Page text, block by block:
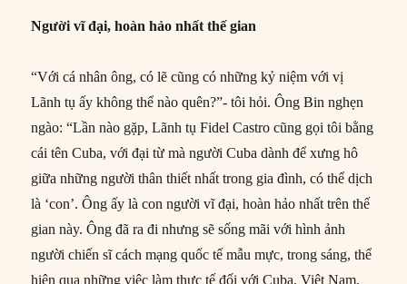
Người vĩ đại, hoàn hảo nhất thế gian
“Với cá nhân ông, có lẽ cũng có những kỷ niệm với vị
Lãnh tụ ấy không thể nào quên?”- tôi hỏi. Ông Bin nghẹn
ngào: “Lần nào gặp, Lãnh tụ Fidel Castro cũng gọi tôi bằng
cái tên Cuba, với đại từ mà người Cuba dành để xưng hô
giữa những người thân thiết nhất trong gia đình, có thể dịch
là ‘con’. Ông ấy là con người vĩ đại, hoàn hảo nhất trên thế
gian này. Ông đã ra đi nhưng sẽ sống mãi với hình ảnh
người chiến sĩ cách mạng quốc tế mẫu mực, trong sáng, thể
hiện qua những việc làm thực tế đối với Cuba, Việt Nam,